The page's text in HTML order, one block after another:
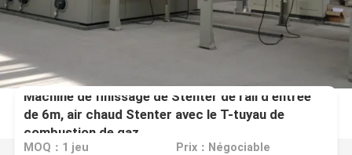
Machine de finissage de Stenter de rail d'entrée
de 6m, air chaud Stenter avec le T-tuyau de
combustion de gaz
MOQ：1 jeu Prix：Négociable